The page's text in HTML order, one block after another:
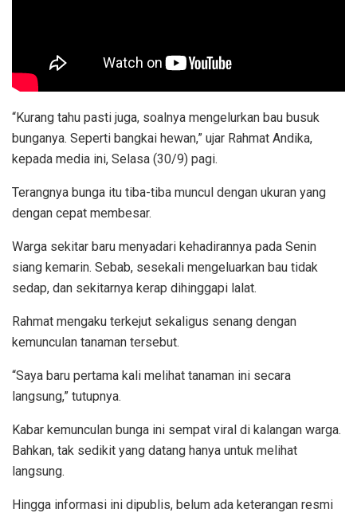
“Kurang tahu pasti juga, soalnya mengelurkan bau busuk
bunganya. Seperti bangkai hewan,” ujar Rahmat Andika,
kepada media ini, Selasa (30/9) pagi.
Terangnya bunga itu tiba-tiba muncul dengan ukuran yang
dengan cepat membesar.
Warga sekitar baru menyadari kehadirannya pada Senin
siang kemarin. Sebab, sesekali mengeluarkan bau tidak
sedap, dan sekitarnya kerap dihinggapi lalat.
Rahmat mengaku terkejut sekaligus senang dengan
kemunculan tanaman tersebut.
“Saya baru pertama kali melihat tanaman ini secara
langsung,” tutupnya.
Kabar kemunculan bunga ini sempat viral di kalangan warga.
Bahkan, tak sedikit yang datang hanya untuk melihat
langsung.
Hingga informasi ini dipublis, belum ada keterangan resmi